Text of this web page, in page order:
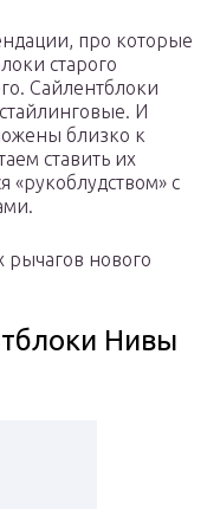
про которые
старого
Сайлентблоки
И
близко к
ставить их
«рукоблудством» с
рычагов нового
Нивы